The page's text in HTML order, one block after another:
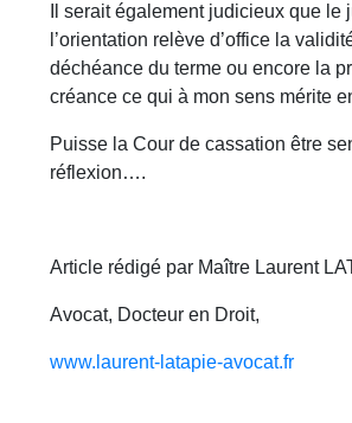
Il serait également judicieux que le
l’orientation relève d’office la
déchéance du terme ou encore la
créance ce qui à mon sens mérite
Puisse la Cour de cassation être
réflexion….
Article rédigé par Maître Laurent
Avocat, Docteur en Droit,
www.laurent-latapie-avocat.fr